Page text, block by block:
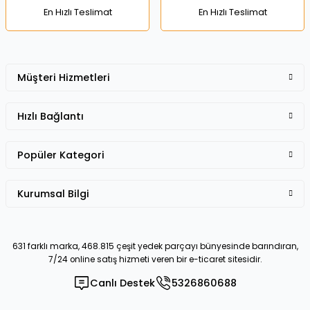
En Hızlı Teslimat En Hızlı Teslimat
631 farklı marka, 468.815 çeşit yedek parçayı bünyesinde barındıran,
7/24 online satış hizmeti veren bir e-ticaret sitesidir.
Canlı Destek 5326860688
Müşteri Hizmetleri
Hızlı Bağlantı
Popüler Kategori
Kurumsal Bilgi